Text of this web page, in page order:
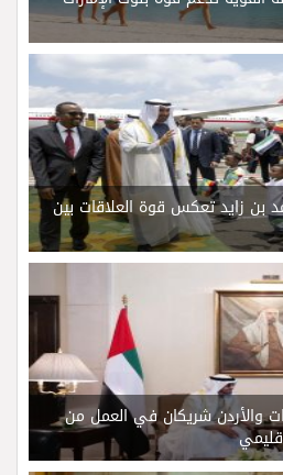
بن زايد تعكس قوة العلاقات بين
والأردن شريكان في العمل من